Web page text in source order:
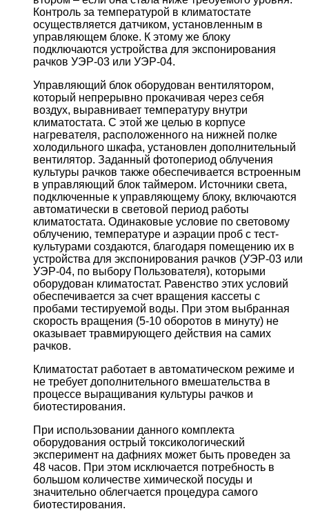
Контроль за температурой в климатостате
осуществляется датчиком, установленным в
управляющем блоке. К этому же блоку
подключаются устройства для экспонирования
рачков УЭР-03 или УЭР-04.
Управляющий блок оборудован вентилятором,
который непрерывно прокачивая через себя
воздух, выравнивает температуру внутри
климатостата. С этой же целью в корпусе
нагревателя, расположенного на нижней полке
холодильного шкафа, установлен дополнительный
вентилятор. Заданный фотопериод облучения
культуры рачков также обеспечивается встроенным
в управляющий блок таймером. Источники света,
подключенные к управляющему блоку, включаются
автоматически в световой период работы
климатостата. Одинаковые условие по световому
облучению, температуре и аэрации проб с тест-
культурами создаются, благодаря помещению их в
устройства для экспонирования рачков (УЭР-03 или
УЭР-04, по выбору Пользователя), которыми
оборудован климатостат. Равенство этих условий
обеспечивается за счет вращения кассеты с
пробами тестируемой воды. При этом выбранная
скорость вращения (5-10 оборотов в минуту) не
оказывает травмирующего действия на самих
рачков.
Климатостат работает в автоматическом режиме и
не требует дополнительного вмешательства в
процессе выращивания культуры рачков и
биотестирования.
При использовании данного комплекта
оборудования острый токсикологический
эксперимент на дафниях может быть проведен за
48 часов. При этом исключается потребность в
большом количестве химической посуды и
значительно облегчается процедура самого
биотестирования.